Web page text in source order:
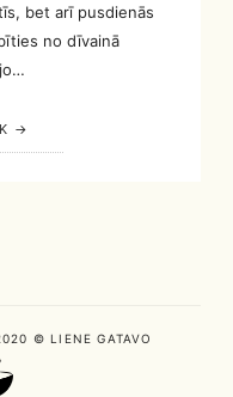
bet arī pusdienās
no dīvainā
© LIENE GATAVO